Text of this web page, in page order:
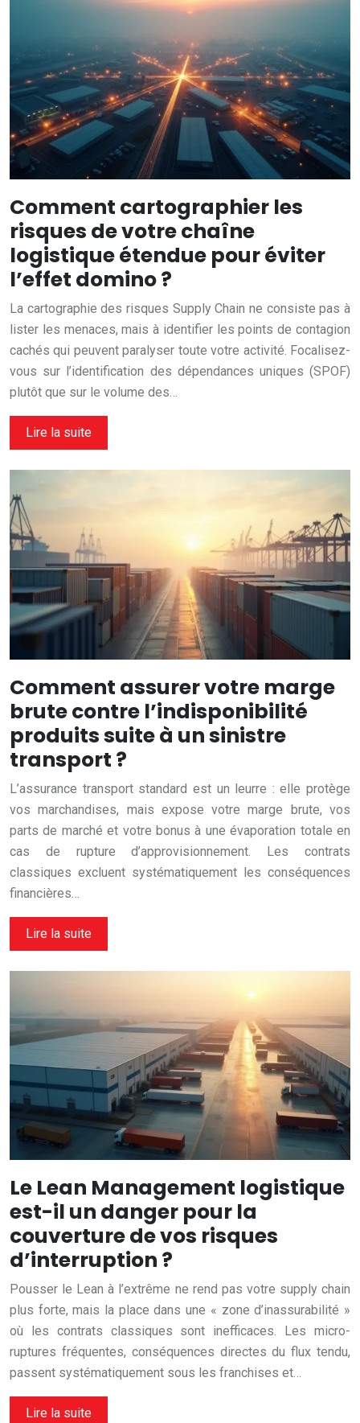
Comment cartographier les
risques de votre chaîne
logistique étendue pour éviter
l’effet domino ?
La cartographie des risques Supply Chain ne consiste pas à
lister les menaces, mais à identifier les points de contagion
cachés qui peuvent paralyser toute votre activité. Focalisez-
vous sur l’identification des dépendances uniques (SPOF)
plutôt que sur le volume des…
Lire la suite
Comment assurer votre marge
brute contre l’indisponibilité
produits suite à un sinistre
transport ?
L’assurance transport standard est un leurre : elle protège
vos marchandises, mais expose votre marge brute, vos
parts de marché et votre bonus à une évaporation totale en
cas de rupture d’approvisionnement. Les contrats
classiques excluent systématiquement les conséquences
financières…
Lire la suite
Le Lean Management logistique
est-il un danger pour la
couverture de vos risques
d’interruption ?
Pousser le Lean à l’extrême ne rend pas votre supply chain
plus forte, mais la place dans une « zone d’inassurabilité »
où les contrats classiques sont inefficaces. Les micro-
ruptures fréquentes, conséquences directes du flux tendu,
passent systématiquement sous les franchises et…
Lire la suite